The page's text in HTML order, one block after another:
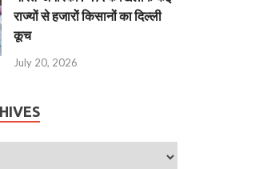
राज्यों से हजारों किसानों का दिल्ली
कूच
July 20, 2026